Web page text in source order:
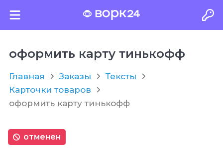
оформить карту тинькофф
Главная Заказы
Тексты
Карточки товаров
оформить карту тинькофф
отменен